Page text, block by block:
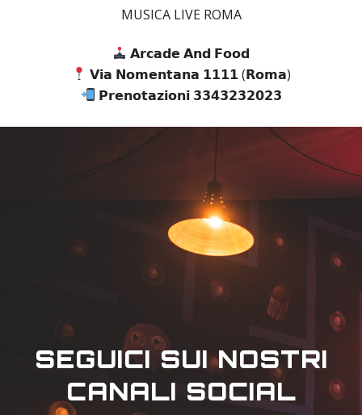
MUSICA LIVE ROMA
𝗔𝗿𝗰𝗮𝗱𝗲 𝗔𝗻𝗱 𝗙𝗼𝗼𝗱
𝗩𝗶𝗮 𝗡𝗼𝗺𝗲𝗻𝘁𝗮𝗻𝗮 𝟭𝟭𝟭𝟭 (𝗥𝗼𝗺𝗮)
𝗣𝗿𝗲𝗻𝗼𝘁𝗮𝘇𝗶𝗼𝗻𝗶 𝟯𝟯𝟰𝟯𝟮𝟯𝟮𝟬𝟮𝟯
SEGUICI SUI NOSTRI
CANALI SOCIAL